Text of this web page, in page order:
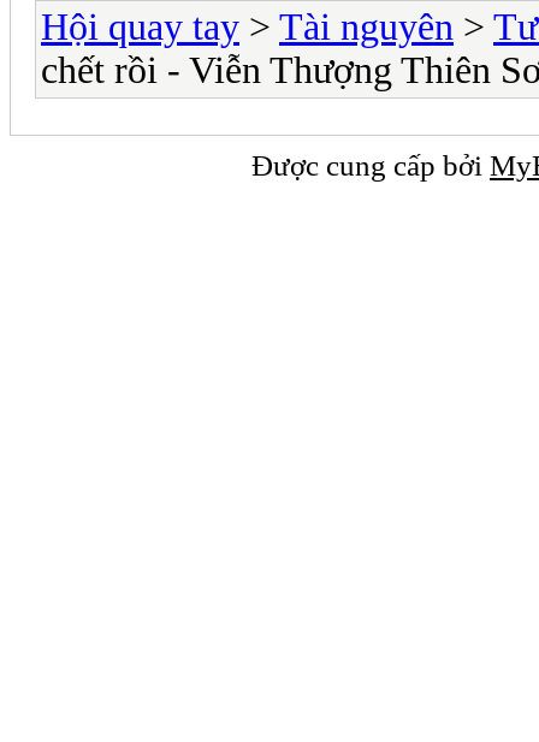
Hội quay tay > Tài nguyên >
chết rồi - Viễn Thượng Thiên
Được cung cấp bởi